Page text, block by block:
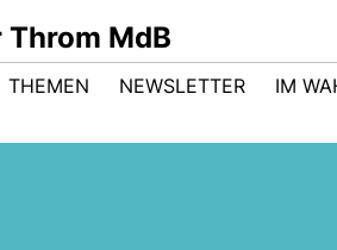
MdB
THEMEN NEWSLETTER IM